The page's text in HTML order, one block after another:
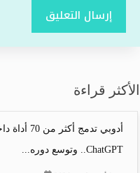
إرسال التعليق
الأكثر قراءة
أدوبي تدمج أكثر من
ChatGPT.. وتوسع دوره...